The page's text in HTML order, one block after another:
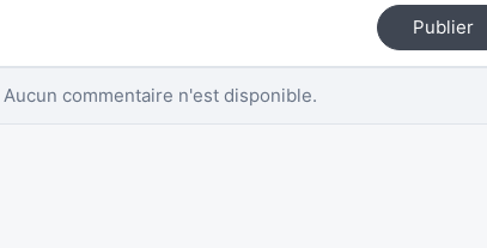
Publier
Aucun commentaire n'est disponible.